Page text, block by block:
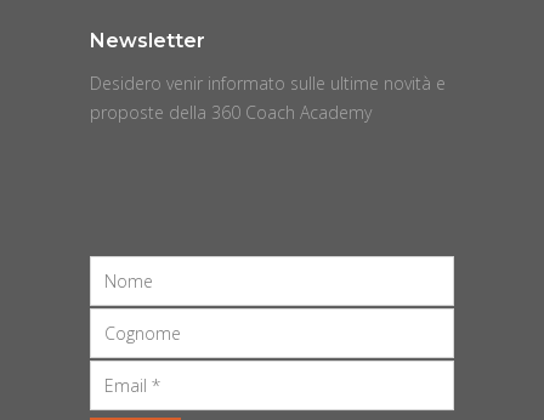
Newsletter
Desidero venir informato sulle ultime novità e
proposte della 360 Coach Academy